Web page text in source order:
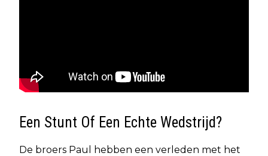
Een Stunt Of Een Echte Wedstrijd?
De broers Paul hebben een verleden met het